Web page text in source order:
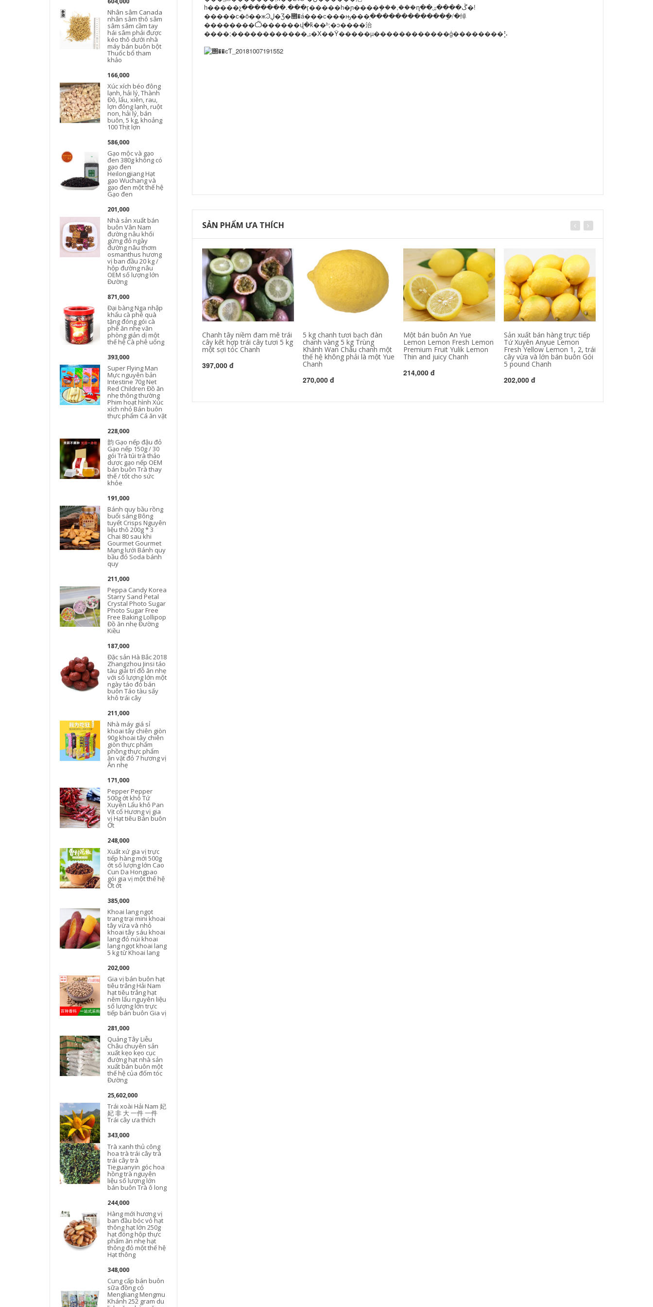
Nhân sâm Canada
nhân sâm thô sâm
sâm sâm cầm tay
hái sâm phải được
kéo thô dưới nhà
máy bán buôn bột
Thuốc bổ tham
khảo
166,000
Xúc xích béo đông
lạnh, hải lý, Thành
Đô, lẩu, xiên, rau,
lợn đông lạnh, ruột
non, hải lý, bán
buôn, 5 kg, khoảng
100 Thịt lợn
586,000
Gạo mộc và gạo
đen 380g không có
gạo đen
Heilongjiang Hạt
gạo Wuchang và
gạo đen một thế hệ
Gạo đen
201,000
Nhà sản xuất bán
buôn Vân Nam
đường nâu khối
gừng đỏ ngày
đường nâu thơm
osmanthus hương
vị ban đầu 20 kg /
hộp đường nâu
OEM số lượng lớn
Đường
871,000
Đại bàng Nga nhập
khẩu cà phê quà
tặng đóng gói cà
phê ăn nhẹ văn
phòng giản dị một
thế hệ Cà phê uống
393,000
Super Flying Man
Mực nguyên bản
Intestine 70g Net
Red Children Đồ ăn
nhẹ thông thường
Phim hoạt hình Xúc
xích nhỏ Bán buôn
thực phẩm Cá ăn vặt
228,000
韵 Gạo nếp đậu đỏ
Gạo nếp 150g / 30
gói Trà túi trà thảo
dược gạo nếp OEM
bán buôn Trà thay
thế / tốt cho sức
khỏe
191,000
Bánh quy bầu rồng
buổi sáng Bông
tuyết Crisps Nguyên
liệu thô 200g * 3
Chai 80 sau khi
Gourmet Gourmet
Mạng lưới Bánh quy
bầu đỏ Soda bánh
quy
211,000
Peppa Candy Korea
Starry Sand Petal
Crystal Photo Sugar
Photo Sugar Free
Free Baking Lollipop
Đồ ăn nhẹ Đường
Kiều
187,000
Đặc sản Hà Bắc 2018
Zhangzhou Jinsi táo
tàu giải trí đồ ăn nhẹ
với số lượng lớn một
ngày táo đỏ bán
buôn Táo tàu sấy
khô trái cây
211,000
Nhà máy giá sỉ
khoai tây chiên giòn
90g khoai tây chiên
giòn thực phẩm
phồng thực phẩm
ăn vặt đỏ 7 hương vị
Ăn nhẹ
171,000
Pepper Pepper
500g ớt khô Tứ
Xuyên Lẩu khô Pan
Vịt cổ Hương vị gia
vị Hạt tiêu Bán buôn
Ớt
248,000
Xuất xứ gia vị trực
tiếp hàng mới 500g
ớt số lượng lớn Cao
Cun Da Hongpao
gói gia vị một thế hệ
Ớt ớt
385,000
Khoai lang ngọt
trang trại mini khoai
tây vừa và nhỏ
khoai tây sáu khoai
lang đỏ núi khoai
lang ngọt khoai lang
5 kg từ Khoai lang
202,000
Gia vị bán buôn hạt
tiêu trắng Hải Nam
hạt tiêu trắng hạt
nêm lẩu nguyên liệu
số lượng lớn trực
tiếp bán buôn Gia vị
281,000
Quảng Tây Liễu
Châu chuyên sản
xuất kẹo kẹo cục
đường hạt nhà sản
xuất bán buôn một
thế hệ của đốm tóc
Đường
25,602,000
Trái xoài Hải Nam 妃
妃 非 大 一件 一件
Trái cây ưa thích
343,000
Trà xanh thủ công
hoa trà trái cây trà
trái cây trà
Tieguanyin góc hoa
hồng trà nguyên
liệu số lượng lớn
bán buôn Trà ô long
244,000
Hàng mới hương vị
ban đầu bóc vỏ hạt
thông hạt lớn 250g
hạt đóng hộp thực
phẩm ăn nhẹ hạt
thông đỏ một thế hệ
Hạt thông
348,000
Cung cấp bán buôn
sữa đồng cỏ
Mengliang Mengmu
Khánh 252 gram du
һ�����չ�������.���ӷ�����һ�ɲ����ܾ���,���ղ��ڴ����ۺ�!
�����ϲ�ö��жϿڸ�Ʒ�಻�á���ϲ���ԣ���ַ�������������ַ/�绰
��������Ѽ������վ�ǩ��ʱ;�ͻ����治
����;������������ۺ�Χ��Ŷ�����µ������������ģ��������⡣
SẢN PHẨM ƯA THÍCH
Chanh tây niềm đam mê trái
cây kết hợp trái cây tươi 5 kg
một sợi tóc Chanh
397,000 đ
5 kg chanh tươi bạch đàn
chanh vàng 5 kg Trùng
Khánh Wan Châu chanh một
thế hệ không phải là một Yue
Chanh
270,000 đ
Một bán buôn An Yue
Lemon Lemon Fresh Lemon
Premium Fruit Yulik Lemon
Thin and juicy Chanh
214,000 đ
Sản xuất bán hàng trực tiếp
Tứ Xuyên Anyue Lemon
Fresh Yellow Lemon 1, 2, trái
cây vừa và lớn bán buôn Gói
5 pound Chanh
202,000 đ